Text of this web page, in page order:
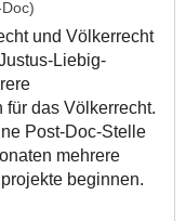
und Völkerrecht
Liebig-
das Völkerrecht.
Post-Doc-Stelle
mehrere
beginnen.